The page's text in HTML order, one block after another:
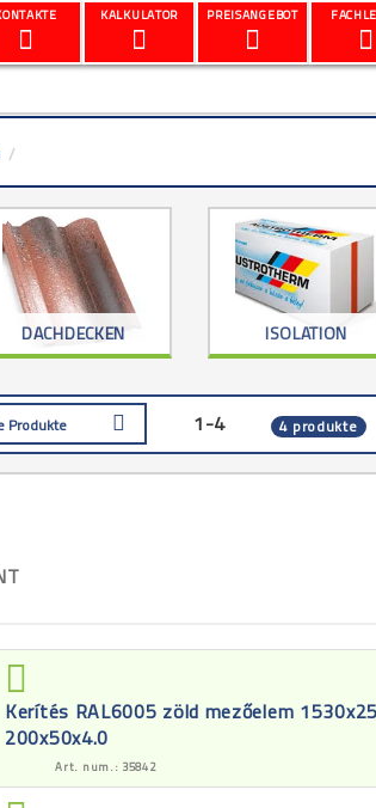
/
KALKULATOR PREISANGEBOT
DACHDECKEN ISOLATION
Produkte 1-4 4 produkte
Kerítés RAL6005 zöld mezőelem
200x50x4.0
Art. num.: 35842